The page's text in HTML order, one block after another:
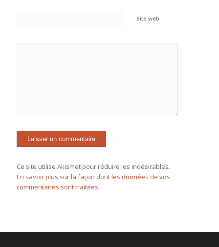
Site web
Ce site utilise Akismet pour réduire les indésirables.
En savoir plus sur la façon dont les données de vos
commentaires sont traitées.